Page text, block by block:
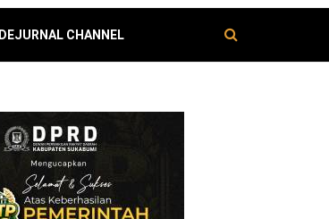
DEJURNAL CHANNEL